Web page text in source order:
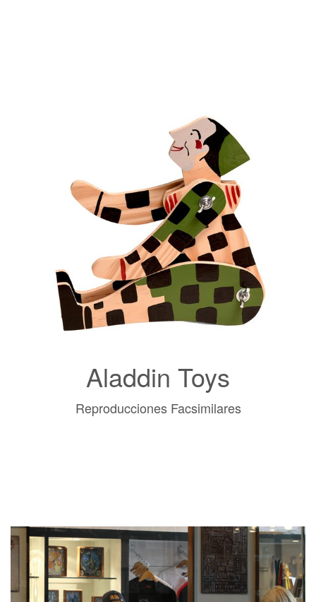
Aladdin Toys
Reproducciones Facsimilares